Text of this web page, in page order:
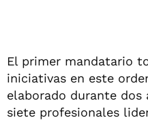
El primer mandatario
iniciativas en este
elaborado durante dos
siete profesionales